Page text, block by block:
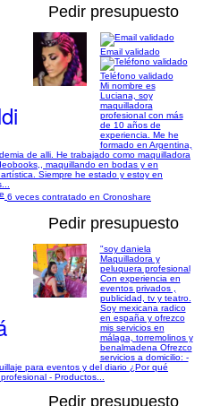
Pedir presupuesto
Email validado
Teléfono validado
Mi nombre es
Luciana, soy
maquilladora
profesional con más
de 10 años de
experiencia. Me he
formado en Argentina,
de alli. He trabajado como maquilladora
maquillando en bodas y en
Siempre he estado y estoy en
6 veces contratado en Cronoshare
Pedir presupuesto
"soy daniela
Maquilladora y
peluquera profesional
Con experiencia en
eventos privados ,
publicidad, tv y teatro.
Soy mexicana radico
en españa y ofrezco
mis servicios en
málaga, torremolinos y
benalmadena Ofrezco
servicios a domicilio: -
para eventos y del diario ¿Por qué
- Productos...
Pedir presupuesto